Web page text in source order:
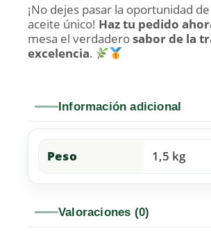
¡No dejes pasar la oportunidad
aceite único! Haz tu pedido
mesa el verdaderosabor de la
excelencia.
Información adicional
Peso 1,5 kg
Valoraciones (0)